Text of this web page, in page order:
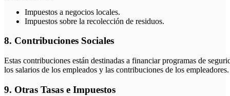
Impuestos a negocios locales.
Impuestos sobre la recolección de residuos.
8. Contribuciones Sociales
Estas contribuciones están destinadas a financiar programas de
los salarios de los empleados y las contribuciones de los empleadores.
9. Otras Tasas e Impuestos